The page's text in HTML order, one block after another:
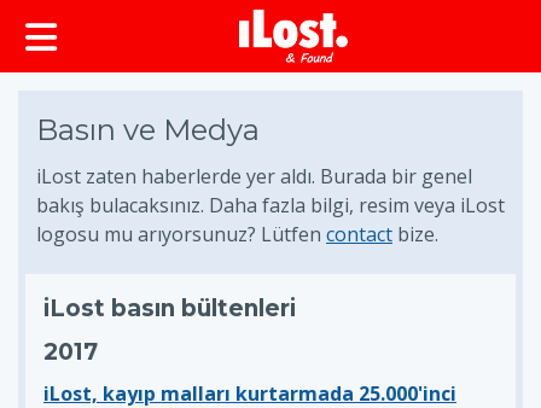
Basın ve Medya
iLost zaten haberlerde yer aldı. Burada bir genel
bakış bulacaksınız. Daha fazla bilgi, resim veya iLost
logosu mu arıyorsunuz? Lütfen contact bize.
iLost basın bültenleri
2017
iLost, kayıp malları kurtarmada 25.000'inci